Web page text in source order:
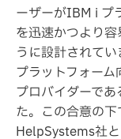
ーザーがIBM i プ
を迅速かつより
うに設計されて
プラットフォー
プロバイダーで
た。この合意の下
HelpSystems社